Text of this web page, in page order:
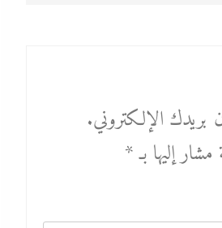
بريدك الإلكتروني.
إليها بـ*